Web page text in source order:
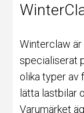
Winterclaw
specialiserat
olika typer av
lätta lastbilar
Varumärket